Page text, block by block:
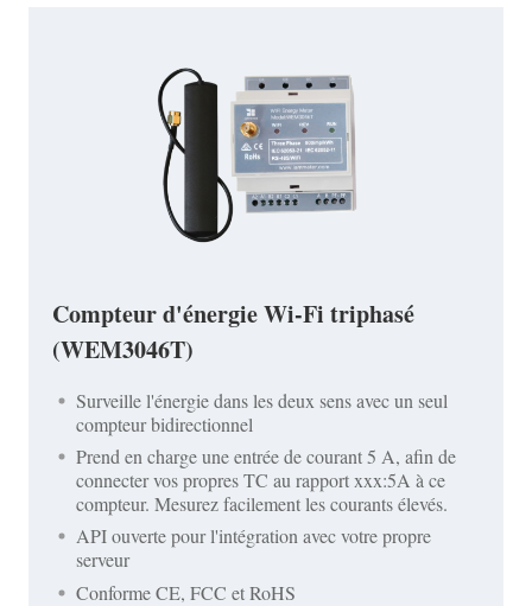
Compteur d'énergie Wi-Fi triphasé
(WEM3046T)
Surveille l'énergie dans les deux sens avec un seul
compteur bidirectionnel
Prend en charge une entrée de courant 5 A, afin de
connecter vos propres TC au rapport xxx:5A à ce
compteur. Mesurez facilement les courants élevés.
API ouverte pour l'intégration avec votre propre
serveur
Conforme CE, FCC et RoHS